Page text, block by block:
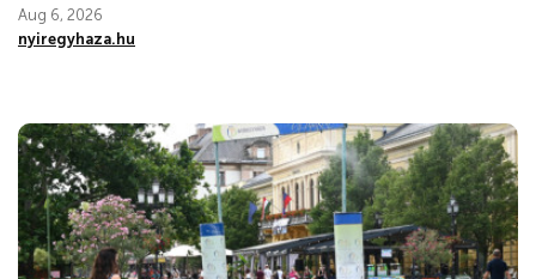
Aug 6, 2026
nyiregyhaza.hu